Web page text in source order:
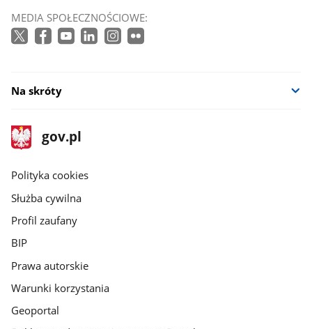
MEDIA SPOŁECZNOŚCIOWE:
Na skróty
stopka
gov.pl
Strona
gov.pl
gov.pl
Polityka cookies
Służba cywilna
Profil zaufany
BIP
Prawa autorskie
Warunki korzystania
Geoportal